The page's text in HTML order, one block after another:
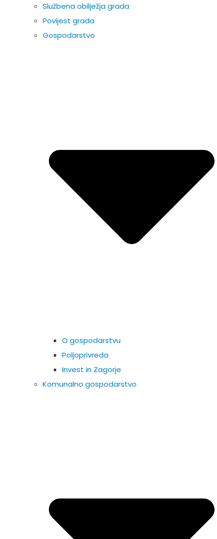
Službena obilježja grada
Povijest grada
Gospodarstvo
O gospodarstvu
Poljoprivreda
Invest in Zagorje
Komunalno gospodarstvo